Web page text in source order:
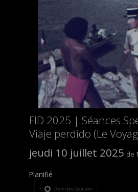
FID 2025 | Séances
Viaje perdido (Le
jeudi 10 juillet 2025
Planifié
Ouvrir dans l’application